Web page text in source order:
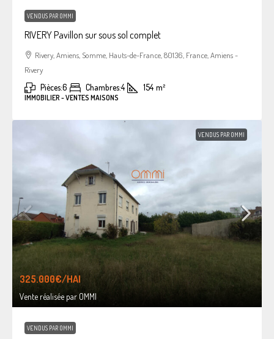
VENDUS PAR OMMI
RIVERY Pavillon sur sous sol complet
Rivery, Amiens, Somme, Hauts-de-France, 80136, France, Amiens -
Rivery
Pièces:6 Chambres:4 154 m²
IMMOBILIER - VENTES MAISONS
VENDUS PAR OMMI
325.000€/HAI
Vente réalisée par OMMI
VENDUS PAR OMMI